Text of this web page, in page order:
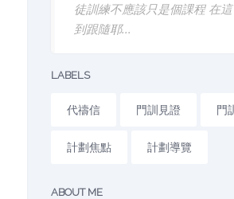
徒訓練不應該只是個課程 在
到跟隨耶...
LABELS
代禱信 門訓見證 門
計劃焦點 計劃導覽
ABOUT ME